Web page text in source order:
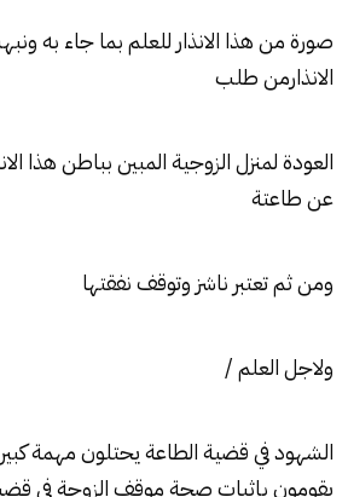
صورة من هذا الانذار للعلم بما جاء به
الانذارمن طلب
العودة لمنزل الزوجية المبين بباطن هذا
عن طاعتة
ومن ثم تعتبر ناشز وتوقف نفقتها
ولاجل العلم /
الشهود في قضية الطاعةيحتلون مهمة
يقومون بإثبات صحة موقف الزوجة في